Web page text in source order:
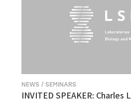
NEWS / SEMINARS
INVITED SPEAKER: Charles